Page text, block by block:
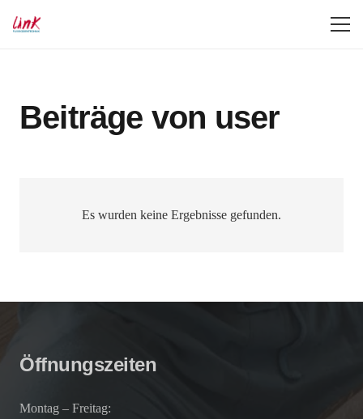
Beiträge von user
Es wurden keine Ergebnisse gefunden.
Öffnungszeiten
Montag – Freitag: